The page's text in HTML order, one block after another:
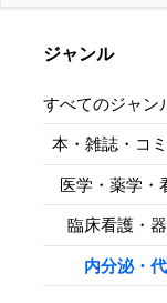
ジャンル
すべてのジャン
本・雑誌・コ
医学・薬学・
臨床看護・
内分泌・